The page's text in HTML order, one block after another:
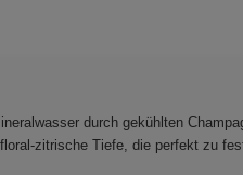
durch gekühlten
zitrische Tiefe, die perfekt zu